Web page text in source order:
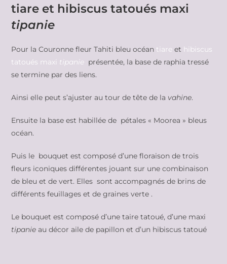
tiare et hibiscus tatoués maxi
tipanie
Pour la Couronne fleur Tahiti bleu océan tiare et hibiscus
tatoués maxi tipanie présentée, la base de raphia tressé
se termine par des liens.
Ainsi elle peut s’ajuster au tour de tête de la vahine.
Ensuite la base est habillée de pétales « Moorea » bleus
océan.
Puis le bouquet est composé d’une floraison de trois
fleurs iconiques différentes jouant sur une combinaison
de bleu et de vert. Elles sont accompagnés de brins de
différents feuillages et de graines verte .
Le bouquet est composé d’une taire tatoué, d’une maxi
tipanie au décor aile de papillon et d’un hibiscus tatoué